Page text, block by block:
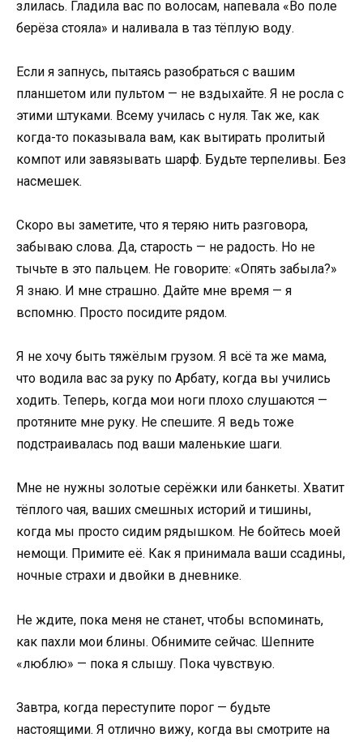
злилась. Гладила вас по волосам, напевала «Во поле
берёза стояла» и наливала в таз тёплую воду.
Если я запнусь, пытаясь разобраться с вашим
планшетом или пультом — не вздыхайте. Я не росла с
этими штуками. Всему училась с нуля. Так же, как
когда-то показывала вам, как вытирать пролитый
компот или завязывать шарф. Будьте терпеливы. Без
насмешек.
Скоро вы заметите, что я теряю нить разговора,
забываю слова. Да, старость — не радость. Но не
тычьте в это пальцем. Не говорите: «Опять забыла?»
Я знаю. И мне страшно. Дайте мне время — я
вспомню. Просто посидите рядом.
Я не хочу быть тяжёлым грузом. Я всё та же мама,
что водила вас за руку по Арбату, когда вы учились
ходить. Теперь, когда мои ноги плохо слушаются —
протяните мне руку. Не спешите. Я ведь тоже
подстраивалась под ваши маленькие шаги.
Мне не нужны золотые серёжки или банкеты. Хватит
тёплого чая, ваших смешных историй и тишины,
когда мы просто сидим рядышком. Не бойтесь моей
немощи. Примите её. Как я принимала ваши ссадины,
ночные страхи и двойки в дневнике.
Не ждите, пока меня не станет, чтобы вспоминать,
как пахли мои блины. Обнимите сейчас. Шепните
«люблю» — пока я слышу. Пока чувствую.
Завтра, когда переступите порог — будьте
настоящими. Я отлично вижу, когда вы смотрите на